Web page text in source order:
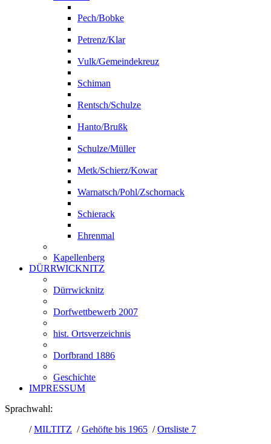
Pech/Bobke
Petrenz/Klar
Vulk/Gemeindekreuz
Schiman
Rentsch/Schulze
Hanto/Brußk
Schulze/Müller
Metk/Schierz/Kowar
Warnatsch/Pohl/Zschornack
Schierack
Ehrenmal
Kapellenberg
DÜRRWICKNITZ
Dürrwicknitz
Dorfwettbewerb 2007
hist. Ortsverzeichnis
Dorfbrand 1886
Geschichte
IMPRESSUM
Sprachwahl:
/MILTITZ /Gehöfte bis 1965 /Ortsliste 7